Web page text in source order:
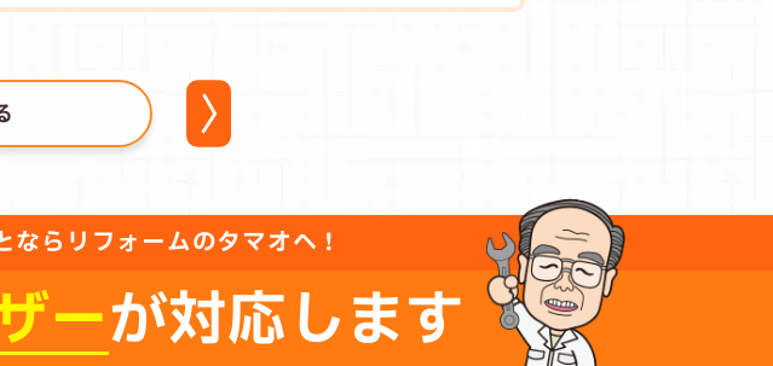
らリフォームのタマオへ！
ーが対応します